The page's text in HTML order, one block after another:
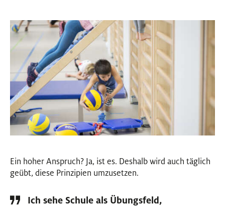
Ein hoher Anspruch? Ja, ist es. Deshalb wird auch täglich
geübt, diese Prinzipien umzusetzen.
Ich sehe Schule als Übungsfeld,